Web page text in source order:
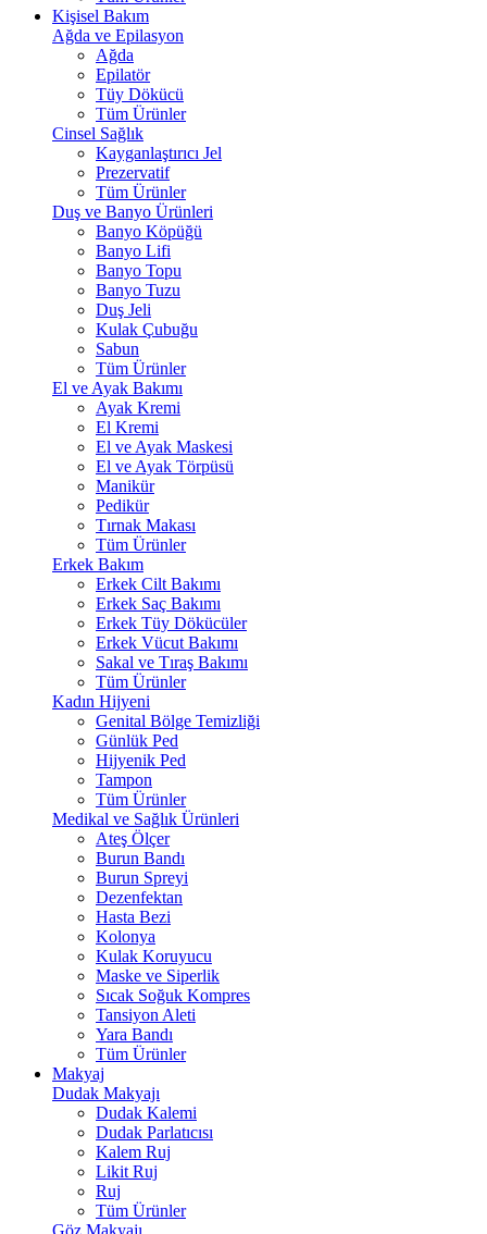
Kişisel Bakım
Ağda ve Epilasyon
Ağda
Epilatör
Tüy Dökücü
Tüm Ürünler
Cinsel Sağlık
Kayganlaştırıcı Jel
Prezervatif
Tüm Ürünler
Duş ve Banyo Ürünleri
Banyo Köpüğü
Banyo Lifi
Banyo Topu
Banyo Tuzu
Duş Jeli
Kulak Çubuğu
Sabun
Tüm Ürünler
El ve Ayak Bakımı
Ayak Kremi
El Kremi
El ve Ayak Maskesi
El ve Ayak Törpüsü
Manikür
Pedikür
Tırnak Makası
Tüm Ürünler
Erkek Bakım
Erkek Cilt Bakımı
Erkek Saç Bakımı
Erkek Tüy Dökücüler
Erkek Vücut Bakımı
Sakal ve Tıraş Bakımı
Tüm Ürünler
Kadın Hijyeni
Genital Bölge Temizliği
Günlük Ped
Hijyenik Ped
Tampon
Tüm Ürünler
Medikal ve Sağlık Ürünleri
Ateş Ölçer
Burun Bandı
Burun Spreyi
Dezenfektan
Hasta Bezi
Kolonya
Kulak Koruyucu
Maske ve Siperlik
Sıcak Soğuk Kompres
Tansiyon Aleti
Yara Bandı
Tüm Ürünler
Makyaj
Dudak Makyajı
Dudak Kalemi
Dudak Parlatıcısı
Kalem Ruj
Likit Ruj
Ruj
Tüm Ürünler
Göz Makyajı